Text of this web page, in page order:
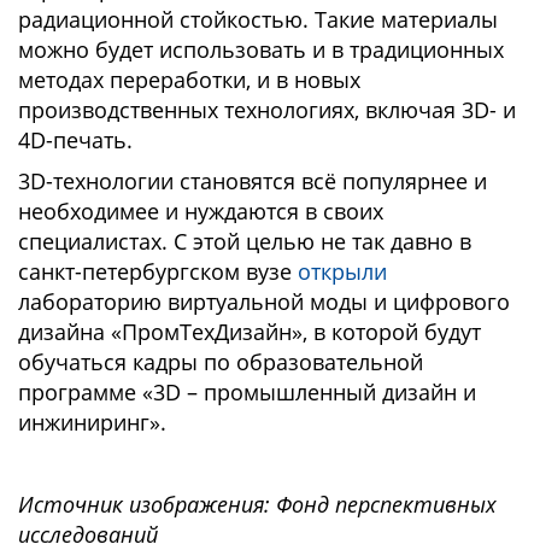
радиационной стойкостью. Такие материалы
можно будет использовать и в традиционных
методах переработки, и в новых
производственных технологиях, включая 3D- и
4D-печать.
3D-технологии становятся всё популярнее и
необходимее и нуждаются в своих
специалистах. С этой целью не так давно в
санкт-петербургском вузе открыли
лабораторию виртуальной моды и цифрового
дизайна «ПромТехДизайн», в которой будут
обучаться кадры по образовательной
программе «3D – промышленный дизайн и
инжиниринг».
Источник изображения: Фонд перспективных
исследований